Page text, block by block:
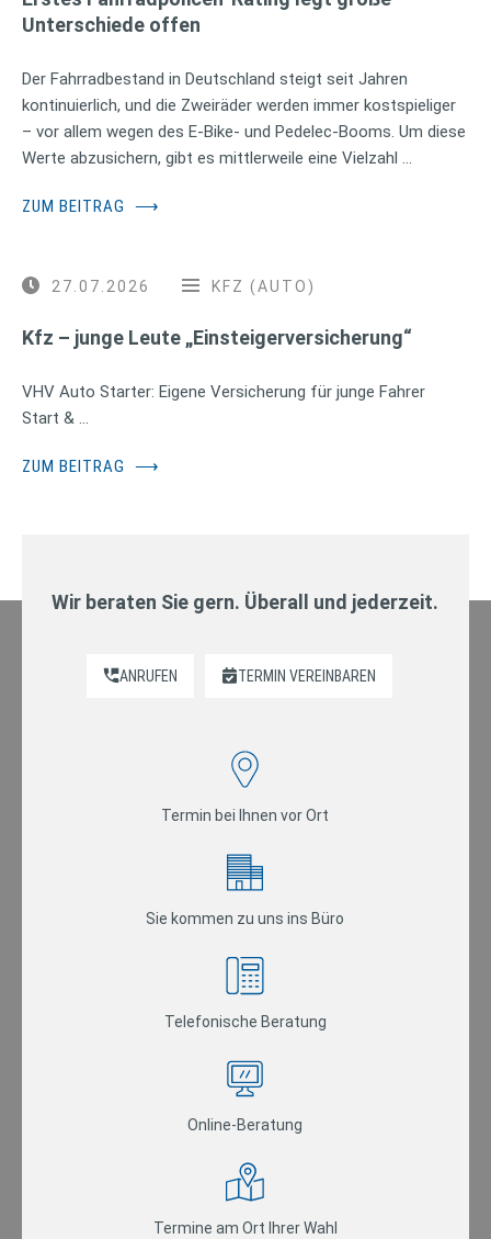
Unterschiede offen
Der Fahrradbestand in Deutschland steigt seit Jahren
kontinuierlich, und die Zweiräder werden immer kostspieliger
– vor allem wegen des E-Bike- und Pedelec-Booms. Um diese
Werte abzusichern, gibt es mittlerweile eine Vielzahl …
ZUM BEITRAG ⟶
27.07.2026 KFZ (AUTO)
Kfz – junge Leute „Einsteigerversicherung“
VHV Auto Starter: Eigene Versicherung für junge Fahrer
Start & …
ZUM BEITRAG ⟶
Wir beraten Sie gern. Überall und jederzeit.
ANRUFEN TERMIN VEREINBAREN
Termin bei Ihnen vor Ort
Sie kommen zu uns ins Büro
Telefonische Beratung
Online-Beratung
Termine am Ort Ihrer Wahl